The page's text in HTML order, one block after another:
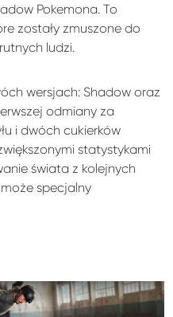
Pokemona. To
zostały zmuszone do
ludzi.
wersjach: Shadow oraz
odmiany za
i dwóch cukierków
statystykami
świata z kolejnych
może specjalny